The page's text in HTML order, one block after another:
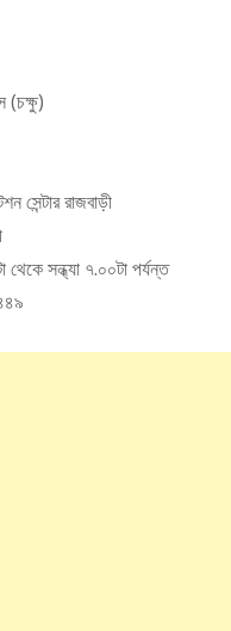
(চক্ষু)
সেন্টার রাজবাড়ী
থেকে সন্ধ্যা ৭.০০টা পর্যন্ত